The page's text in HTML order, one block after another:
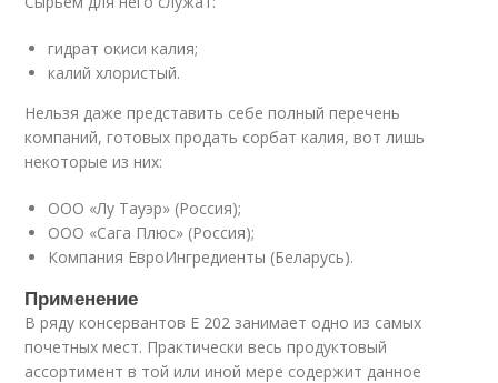
гидрат окиси калия;
калий хлористый.
Нельзя даже представить себе полный перечень
компаний, готовых продать сорбат калия, вот лишь
некоторые из них:
ООО «Лу Тауэр» (Россия);
ООО «Сага Плюс» (Россия);
Компания ЕвроИнгредиенты (Беларусь).
Применение
В ряду консервантов E 202 занимает одно из самых
почетных мест. Практически весь продуктовый
ассортимент в той или иной мере содержит данное